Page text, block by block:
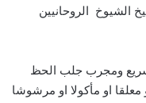
الشيوخ الروحانيين
سريع ومجرب جلب الحظ
معلقا او مأكولا او مرشوشا